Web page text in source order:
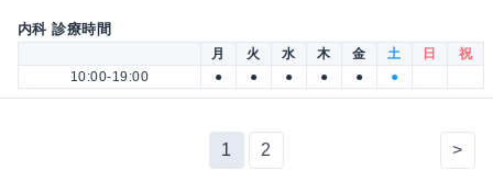
内科 診療時間
月 火 水 木 金 土 日
祝
10:00-19:00
● ● ● ● ● ●
1 2 >